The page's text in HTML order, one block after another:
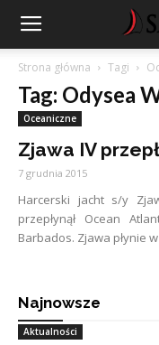
Strona główna Tagi
Tag: Odysea
Oceaniczne
Zjawa IV
7 grudnia 2015
Harcerski jacht s/y
przepłynął Ocean
Barbados. Zjawa płynie
Najnowsze
Aktualności